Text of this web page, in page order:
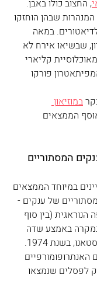
, החצוב כולו באבן.
שבהן הוחזקו
במאה
שבשיאו אירח לא
קליארי
פורקו
במוזיאון
הממצאים
המסתוריים
במיוחד הממצאים
של ענקים -
(בין סוף
במקרה באמצע שדה
חקלאי ליד מונטה פראמה, לא רחוק מאוריסטאנו, בשנת 1974.
לפסלים שנמצאו